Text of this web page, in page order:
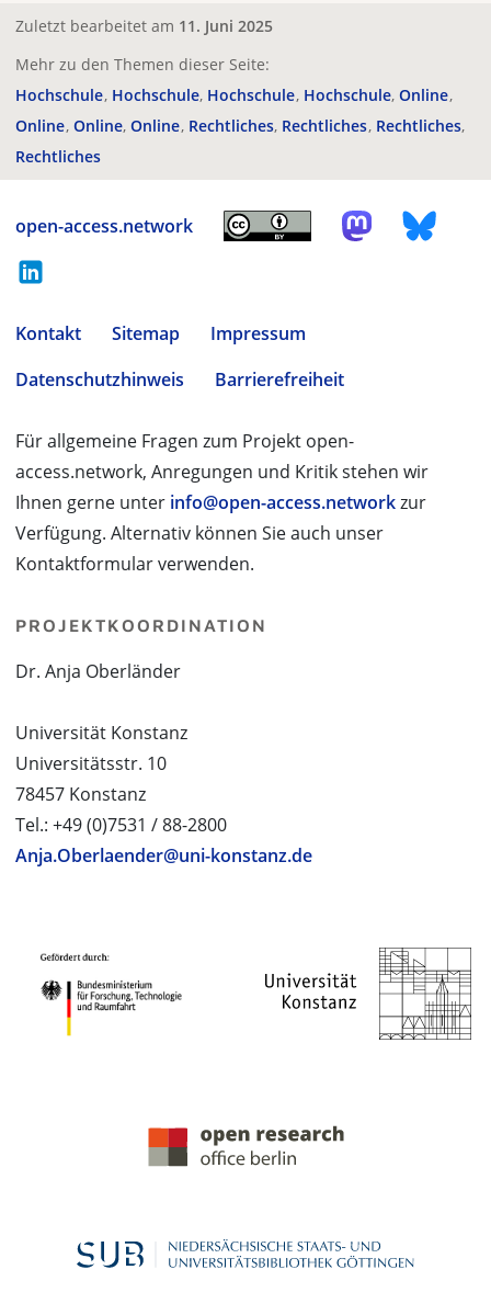
Zuletzt bearbeitet am 11. Juni 2025
Mehr zu den Themen dieser Seite:
Hochschule Hochschule Hochschule Hochschule Online
Online Online Online Rechtliches Rechtliches Rechtliches
Rechtliches
open-access.network
Kontakt Sitemap
Impressum
Datenschutzhinweis
Barrierefreiheit
Für allgemeine Fragen zum Projekt open-
access.network, Anregungen und Kritik stehen wir
Ihnen gerne unter info@open-access.networkzur
Verfügung. Alternativ können Sie auch unser
Kontaktformular verwenden.
PROJEKTKOORDINATION
Dr. Anja Oberländer
Universität Konstanz
Universitätsstr. 10
78457 Konstanz
Tel.: +49 (0)7531 / 88-2800
Anja.Oberlaender@uni-konstanz.de